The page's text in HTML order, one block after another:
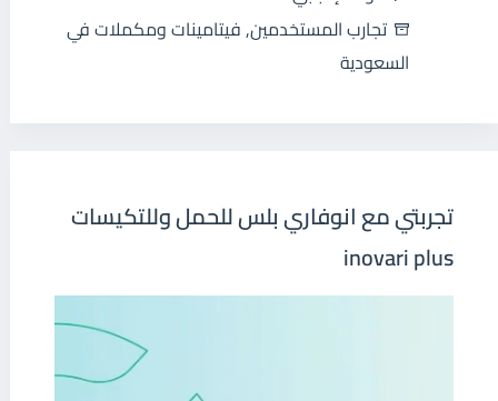
تجارب المستخدمين,فيتامينات ومكملات في
السعودية
تجربتي مع انوفاري بلس للحمل وللتكيسات
inovari plus